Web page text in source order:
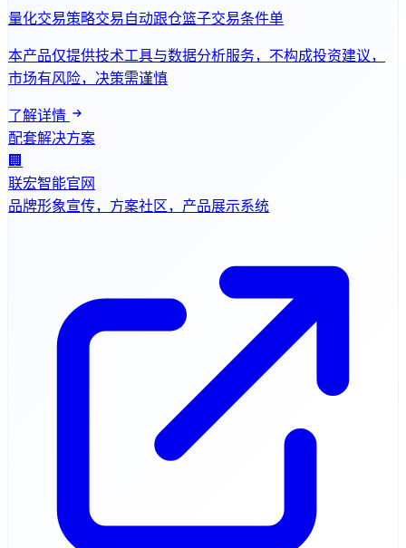
量化交易策略交易自动跟仓篮子交易条件单
本产品仅提供技术工具与数据分析服务，不构成投资建议，
市场有风险，决策需谨慎
了解详情
配套解决方案
🏢
联宏智能官网
品牌形象宣传，方案社区，产品展示系统